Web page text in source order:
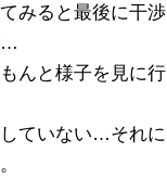
みると最後に干
…
んと様子を見に
ていない…それ